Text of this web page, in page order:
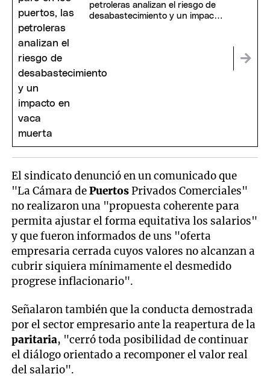
petroleras analizan el riesgo de
desabastecimiento y un impacto
El sindicato denunció en un comunicado que
"La Cámara dePuertosPrivados Comerciales"
no realizaron una "propuesta coherente para
permita ajustar el forma equitativa los salarios"
y que fueron informados de uns "oferta
empresaria cerrada cuyos valores no alcanzan a
cubrir siquiera mínimamente el desmedido
progrese inflacionario".
Señalaron también que la conducta demostrada
por el sector empresario ante la reapertura de la
paritaria, "cerró toda posibilidad de continuar
el diálogo orientado a recomponer el valor real
del salario".